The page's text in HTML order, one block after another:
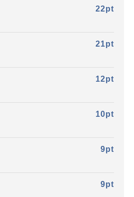
22pt
21pt
12pt
10pt
9pt
9pt